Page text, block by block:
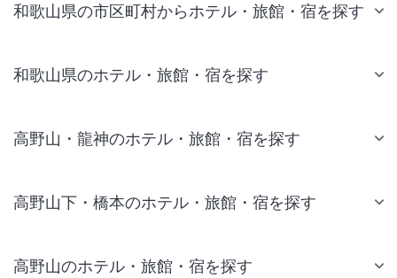
和歌山県の市区町村からホテル・旅館・宿を探す
和歌山県のホテル・旅館・宿を探す
高野山・龍神のホテル・旅館・宿を探す
高野山下・橋本のホテル・旅館・宿を探す
高野山のホテル・旅館・宿を探す